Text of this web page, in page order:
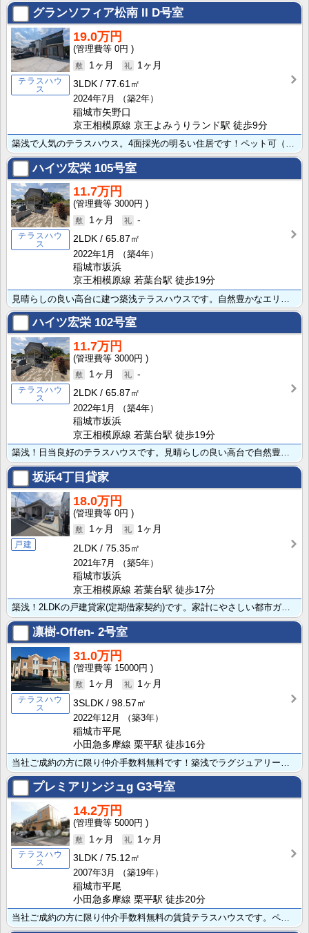
グランソフィア松南 II D号室
テラスハウ
ス
19.0万円
0円
1ヶ月
1ヶ月
3LDK
77.61㎡
2024年7月
（築2年）
稲城市矢野口
京王相模原線 京王よみうりランド駅 徒歩9分
ハイツ宏栄 105号室
テラスハウ
ス
11.7万円
3000円
1ヶ月
-
2LDK
65.87㎡
2022年1月
（築4年）
稲城市坂浜
京王相模原線 若葉台駅 徒歩19分
ハイツ宏栄 102号室
テラスハウ
ス
11.7万円
3000円
1ヶ月
-
2LDK
65.87㎡
2022年1月
（築4年）
稲城市坂浜
京王相模原線 若葉台駅 徒歩19分
築浅！日当良好のテラスハウスです。見晴らしの良い高台で自然豊かなエリアです。大切なパートナーであるペ･･･
坂浜4丁目貸家
戸建
18.0万円
0円
1ヶ月
1ヶ月
2LDK
75.35㎡
2021年7月
（築5年）
稲城市坂浜
京王相模原線 若葉台駅 徒歩17分
築浅！2LDKの戸建貸家(定期借家契約)です。家計にやさしい都市ガスで、家族との会話が弾む対面式のシ･･･
凛樹-Offen- 2号室
テラスハウ
ス
31.0万円
15000円
1ヶ月
1ヶ月
3SLDK
98.57㎡
2022年12月
（築3年）
稲城市平尾
小田急多摩線 栗平駅 徒歩16分
プレミアリンジュg G3号室
テラスハウ
ス
14.2万円
5000円
1ヶ月
1ヶ月
3LDK
75.12㎡
2007年3月
（築19年）
稲城市平尾
小田急多摩線 栗平駅 徒歩20分